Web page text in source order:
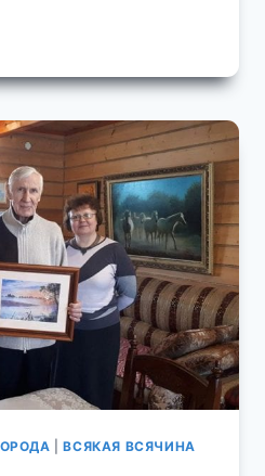
|ВСЯКАЯ ВСЯЧИНА